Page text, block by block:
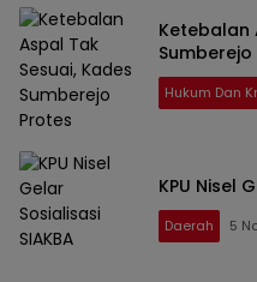
Ketebalan
Sumberejo
Hukum Dan
KPU Nisel
Daerah 5